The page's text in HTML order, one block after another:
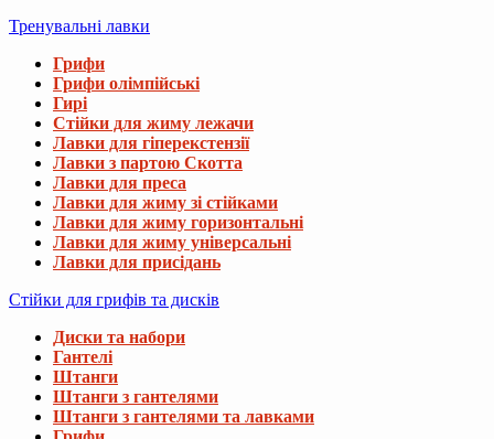
Тренувальні лавки
Грифи
Грифи олімпійські
Гирі
Стійки для жиму лежачи
Лавки для гіперекстензії
Лавки з партою Скотта
Лавки для преса
Лавки для жиму зі стійками
Лавки для жиму горизонтальні
Лавки для жиму універсальні
Лавки для присідань
Стійки для грифів та дисків
Диски та набори
Гантелі
Штанги
Штанги з гантелями
Штанги з гантелями та лавками